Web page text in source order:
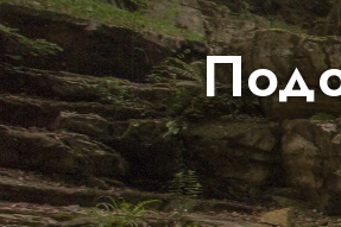
English